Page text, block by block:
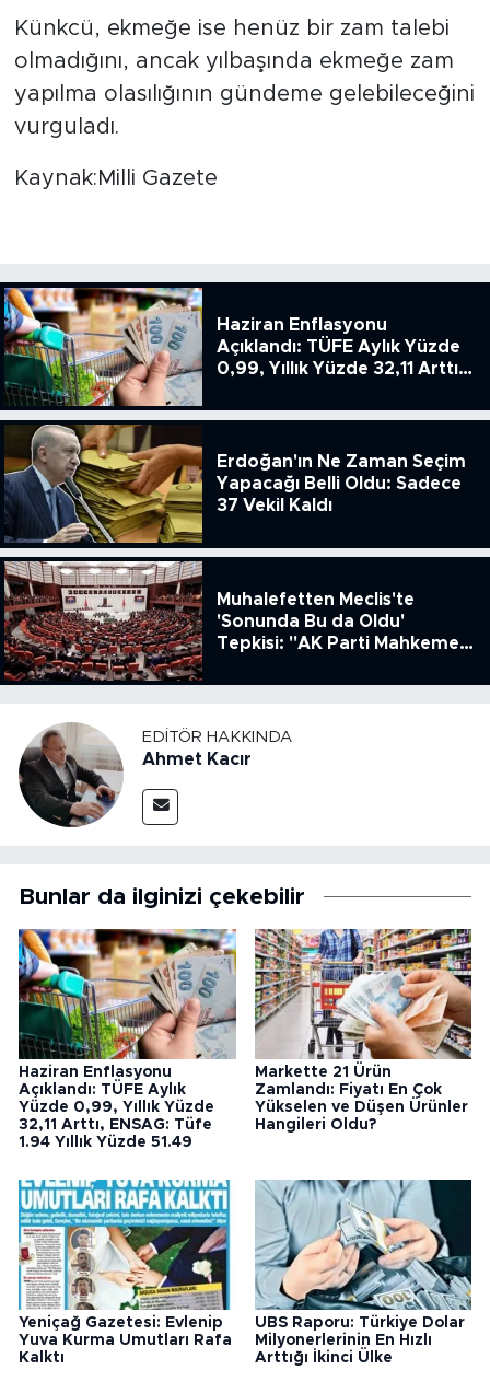
Künkcü, ekmeğe ise henüz bir zam talebi
olmadığını, ancak yılbaşında ekmeğe zam
yapılma olasılığının gündeme gelebileceğini
vurguladı.
Kaynak:Milli Gazete
Haziran Enflasyonu
Açıklandı: TÜFE Aylık Yüzde
0,99, Yıllık Yüzde 32,11 Arttı,
51.49
Erdoğan'ın Ne Zaman Seçim
Yapacağı Belli Oldu: Sadece
37 Vekil Kaldı
Muhalefetten Meclis'te
'Sonunda Bu da Oldu'
Tepkisi: "AK Parti Mahkeme
Kanun Çıkardı"
EDITÖR HAKKINDA
Ahmet Kacır
Bunlar da ilginizi çekebilir
Haziran Enflasyonu
Açıklandı: TÜFE Aylık
Yüzde 0,99, Yıllık Yüzde
32,11 Arttı, ENSAG: Tüfe
1.94 Yıllık Yüzde 51.49
Markette 21 Ürün
Zamlandı: Fiyatı En Çok
Yükselen ve Düşen Ürünler
Hangileri Oldu?
Yeniçağ Gazetesi: Evlenip
Yuva Kurma Umutları Rafa
Kalktı
UBS Raporu: Türkiye Dolar
Milyonerlerinin En Hızlı
Arttığı İkinci Ülke